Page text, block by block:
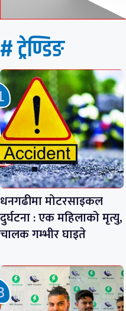
# ट्रेण्डिङ
धनगढीमा मोटरसाइकल
दुर्घटना : एक महिलाको मृत्यु,
चालक गम्भीर घाइते